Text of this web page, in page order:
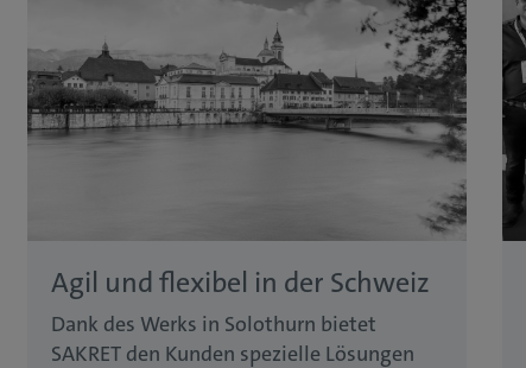
Agil und flexibel in der Schweiz
Dank des Werks in Solothurn bietet
SAKRET den Kunden spezielle Lösungen